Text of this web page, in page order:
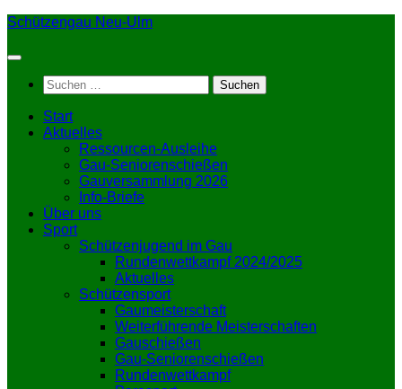
Zum
springen
Schützengau Neu-Ulm
Suchen
nach:
Start
Aktuelles
Ressourcen-Ausleihe
Gau-Seniorenschießen
Gauversammlung 2026
Info-Briefe
Über uns
Sport
Schützenjugend im Gau
Rundenwettkampf 2024/2025
Aktuelles
Schützensport
Gaumeisterschaft
Weiterführende Meisterschaften
Gauschießen
Gau-Seniorenschießen
Rundenwettkampf